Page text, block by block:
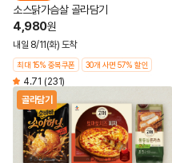
소스닭가슴살 골라담기
4,980원
내일 8/11(화) 도착
최대 15% 중복쿠폰 30개 사면 57% 할인
4.71 (231)
골라담기